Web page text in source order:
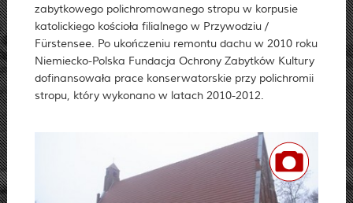
zabytkowego polichromowanego stropu w korpusie
katolickiego kościoła filialnego w Przywodziu /
Fürstensee. Po ukończeniu remontu dachu w 2010 roku
Niemiecko-Polska Fundacja Ochrony Zabytków Kultury
dofinansowała prace konserwatorskie przy polichromii
stropu, który wykonano w latach 2010-2012.